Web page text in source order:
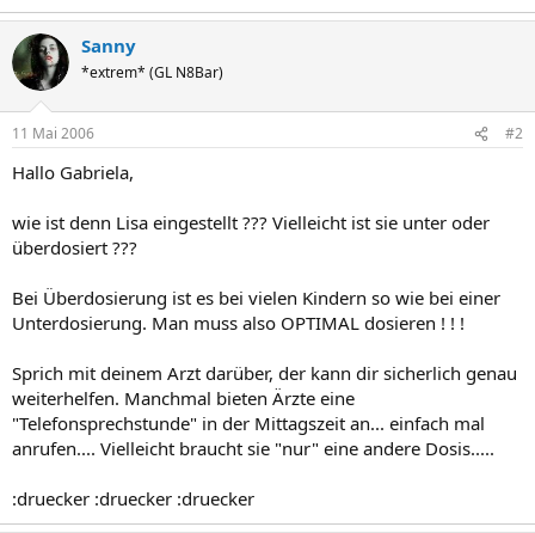
Sanny
*extrem* (GL N8Bar)
11 Mai 2006 #2
Hallo Gabriela,
wie ist denn Lisa eingestellt ??? Vielleicht ist sie unter oder
überdosiert ???
Bei Überdosierung ist es bei vielen Kindern so wie bei einer
Unterdosierung. Man muss also OPTIMAL dosieren ! ! !
Sprich mit deinem Arzt darüber, der kann dir sicherlich genau
weiterhelfen. Manchmal bieten Ärzte eine
"Telefonsprechstunde" in der Mittagszeit an... einfach mal
anrufen.... Vielleicht braucht sie "nur" eine andere Dosis.....
:druecker :druecker :druecker